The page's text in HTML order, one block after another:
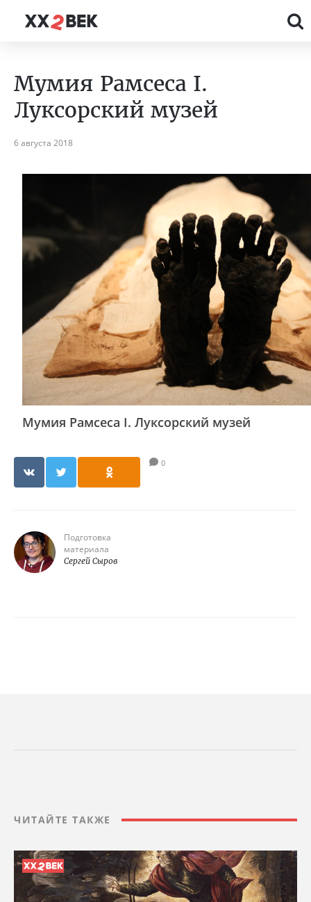
Мумия Рамсеса I.
Луксорский музей
6 августа 2018
Мумия Рамсеса I. Луксорский музей
0
Подготовка
материала
Сергей Сыров
ЧИТАЙТЕ ТАКЖЕ